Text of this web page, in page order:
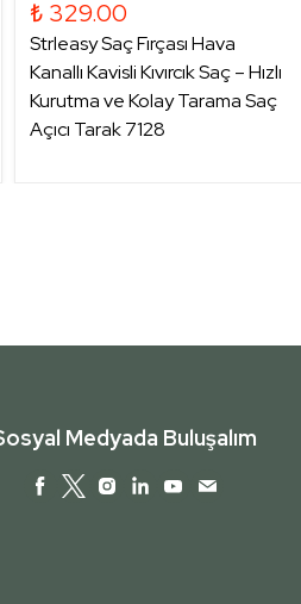
₺ 329.00
Strleasy Saç Fırçası Hava
Kanallı Kavisli Kıvırcık Saç – Hızlı
Kurutma ve Kolay Tarama Saç
Açıcı Tarak 7128
Medyada Buluşalım